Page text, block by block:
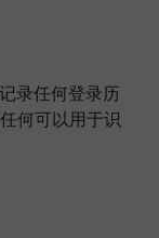
录任何登录历
何可以用于识